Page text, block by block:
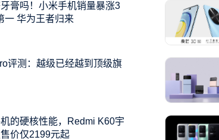
膏吗！小米手机销量暴涨3
一 华为王者归来
评测：越级已经越到顶级旗
的硬核性能，Redmi K60宇
价仅2199元起